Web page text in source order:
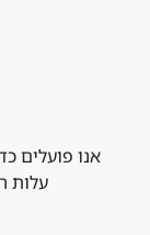
אנו פועלים
עלות